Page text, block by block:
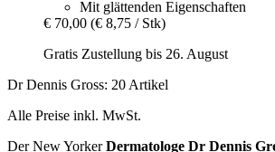
Mit glättenden Eigenschaften
€ 70,00 (€ 8,75 / Stk)
Gratis Zustellung bis 26. August
Dr Dennis Gross: 20 Artikel
Alle Preise inkl. MwSt.
Der New YorkerDermatologe Dr Dennis